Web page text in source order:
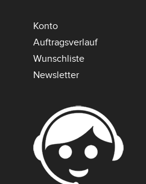
Konto
Auftragsverlauf
Wunschliste
Newsletter